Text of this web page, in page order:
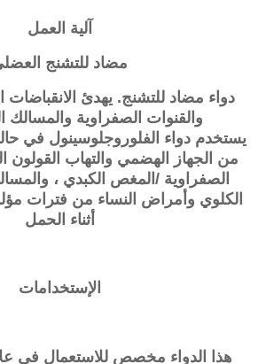
آلية العمل
مضاد للتشنج
دواء مضاد للتشنج. يهدئ الانقباضات
والقنوات الصفراوية والمسالك
يستخدم دواء الفلوروجلوسينول في
من الجهاز الهضمي والتهاب القولون
الصفراوية /المغص الكبدي ،
الكلوي وأمراض النساء من فترات
أثناء الحمل
الإستخدامات
هذا الدواء مخصص للاستعمال في